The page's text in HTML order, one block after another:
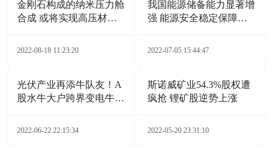
金刚石构成的纳米压力舱
合成 或将实现高压材料
2022-08-18 11:23:20
我国能源储备能力显著增
强 能源安全稳定保障能
2022-07-05 15:44:47
光伏产业再添牛队友！A
股水牛大户跨界变电牛，
2022-06-22 22:15:34
斯诺威矿业54.3%股权遭
疯抢 锂矿股逆势上涨
2022-05-20 23:31:10